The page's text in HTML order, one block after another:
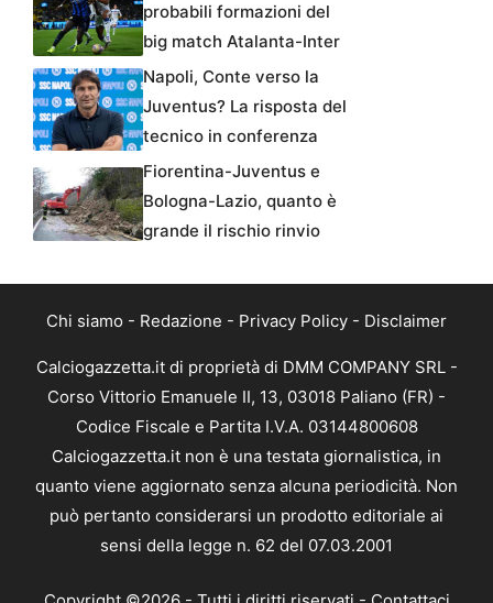
probabili formazioni del
big match Atalanta-Inter
Napoli, Conte verso la
Juventus? La risposta del
tecnico in conferenza
Fiorentina-Juventus e
Bologna-Lazio, quanto è
grande il rischio rinvio
Chi siamo - Redazione - Privacy Policy - Disclaimer
Calciogazzetta.it di proprietà di DMM COMPANY SRL -
Corso Vittorio Emanuele II, 13, 03018 Paliano (FR) -
Codice Fiscale e Partita I.V.A. 03144800608
Calciogazzetta.it non è una testata giornalistica, in
quanto viene aggiornato senza alcuna periodicità. Non
può pertanto considerarsi un prodotto editoriale ai
sensi della legge n. 62 del 07.03.2001